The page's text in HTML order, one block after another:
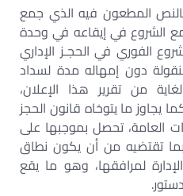
المطعون فيه الذي جمع
الشروع في إيقاعه في وحدة
الفوري في الحجـز الإداري
دون إمهاله مدة لسداد
من تقرير هذا الإعلان،
يجاوز ما يتوخاه قانون الحجز
العامة، تحصل بموجبها على
بما تقتضيه من أن يكون نطاق
لمرافقها، وهو ما يقع